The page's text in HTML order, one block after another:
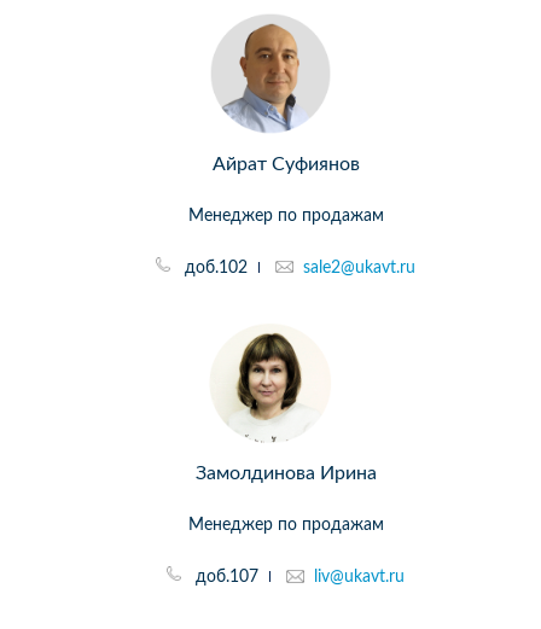
Айрат Суфиянов
Менеджер по продажам
доб.102 sale2@ukavt.ru
Замолдинова Ирина
Менеджер по продажам
доб.107 liv@ukavt.ru